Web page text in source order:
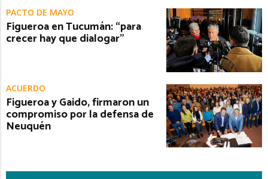
PACTO DE MAYO
Figueroa en Tucumán: “para
crecer hay que dialogar”
ACUERDO
Figueroa y Gaido, firmaron un
compromiso por la defensa de
Neuquén